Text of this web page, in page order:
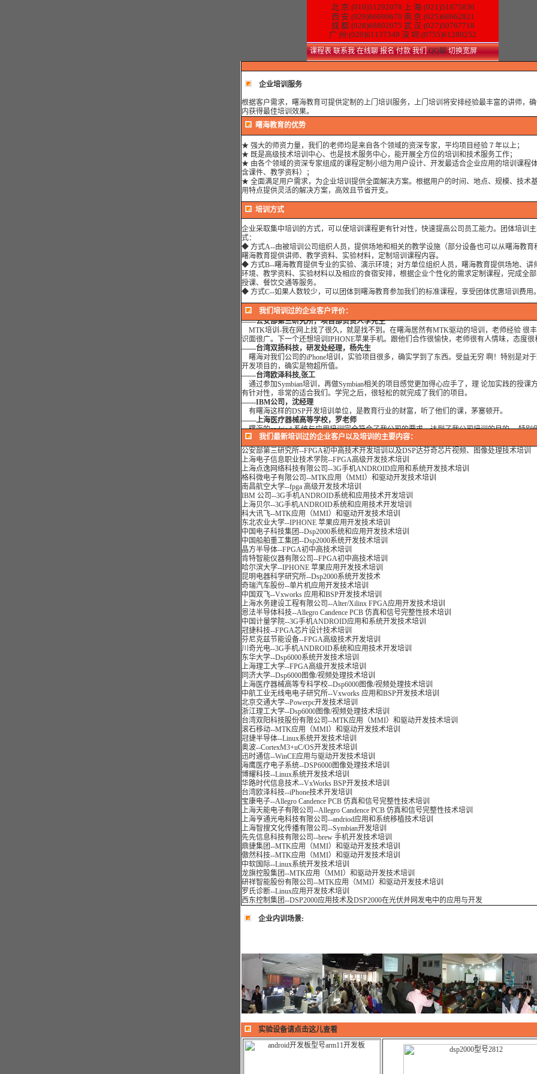
北 京:(010)51292078
上 海:(021)51875830
西 安:(029)86699670 南 京:(025)68662821
成 都:(028)68802075 武 汉:(027)50767718
广 州:(020)61137349 深 圳:(0755)61280252
课程表 联系我 在线聊 报名 付款 我们 QQ聊切换宽屏
企业培训服务
根据客户需求，曙海教育可提供定制的上门培训服务，上门培训将安排经验最丰富的讲师，
内获得最佳培训效果。
曙海教育的优势
★ 强大的师资力量，我们的老师均是来自各个领域的资深专家，平均项目经验７年以上；
★ 既是高级技术培训中心、也是技术服务中心，能开展全方位的培训和技术服务工作；
★ 由各个领域的资深专家组成的课程定制小组为用户设计、开发最适合企业应用的培训课程
含课件、教学资料）；
★ 全面满足用户需求，为企业培训提供全面解决方案。根据用户的时间、地点、规模、技术
用特点提供灵活的解决方案，高效且节省开支。
培训方式
企业采取集中培训的方式，可以使培训课程更有针对性，快速提高公司员工能力。团体培训
式：
◆ 方式A--由被培训公司组织人员，提供场地和相关的教学设施（部分设备也可以从曙海教育
曙海教育提供讲师、教学资料、实验材料，定制培训课程内容。
◆ 方式B--曙海教育提供专业的实验、演示环境；对方单位组织人员，曙海教育提供场地、讲
环境、教学资料、实验材料以及相应的食宿安排，根据企业个性化的需求定制课程，完成全部
授课、餐饮交通等服务。
◆ 方式C--如果人数较少，可以团体到曙海教育参加我们的标准课程，享受团体优惠培训费用。
我们培训过的企业客户评价：
曙海的andriod 系统与应用培训完全符合了我公司的要求，达到了我公司培训的目的。 特别
的是授课讲师针对我们公司的开发的项目专门提供了一些很好程序的源代码， 基本满足了我们
要求。
——上海贝尔，李工
曙海培训DSP2000的老师，上课思路清晰，口齿清楚，由浅入深，重点突出，培训效果是不
达到了我们想要的效果，希望继续合作下去。
——中国电子科技集团技术部主任 马工
曙海的FPGA 培训很好地填补了高校FPGA培训空白，不错。总之，有利于学生的发展， 有
的发展，有利于课程的发展，有利于社会的发展。
——上海电子学院，冯老师
曙海给我们公司提供的Dsp6000培训，符合我们项目的开发要求，解决了很多困惑我 们很久
——公安部第三研究所，项目部负责人李先生
MTK培训-我在网上找了很久，就是找不到。在曙海居然有MTK驱动的培训，老师经验 很
识面很广。下一个还想培训IPHONE苹果手机。跟他们合作很愉快，老师很有人情味，态度很
——台湾双扬科技，研发处经理，杨先生
曙海对我们公司的iPhone培训，实验项目很多，确实学到了东西。受益无穷 啊！特别是对于
开发项目的，确实是物超所值。
——台湾欧泽科技,张工
通过参加Symbian培训，再做Symbian相关的项目感觉更加得心应手了，理 论加实践的授课方
有针对性，非常的适合我们。学完之后，很轻松的就完成了我们的项目。
——IBM公司，沈经理
有曙海这样的DSP开发培训单位，是教育行业的财富，听了他们的课，茅塞顿开。
——上海医疗器械高等学校，罗老师
曙海的andriod 系统与应用培训完全符合了我公司的要求，达到了我公司培训的目的。 特别
的是授课讲师针对我们公司的开发的项目专门提供了一些很好程序的源代码， 基本满足了我
要求。
——上海贝尔，李工
曙海培训DSP2000的老师，上课思路清晰，口齿清楚，由浅入深，重点突出，培训效果是不
达到了我们想要的效果，希望继续合作下去。
——中国电子科技集团技术部主任 马工
曙海的FPGA 培训很好地填补了高校FPGA培训空白，不错。总之，有利于学生的发展， 有
的发展，有利于课程的发展，有利于社会的发展。
——上海电子学院，冯老师
曙海给我们公司提供的Dsp6000培训，符合我们项目的开发要求，解决了很多困惑我 们很久
与曙海的合作非常愉快。
——公安部第三研究所，项目部负责人李先生
MTK培训-我在网上找了很久，就是找不到。在曙海居然有MTK驱动的培训，老师经验 很丰
识面很广。下一个还想培训IPHONE苹果手机。跟他们合作很愉快，老师很有人情味，态度很
——台湾双扬科技，研发处经理，杨先生
曙海对我们公司的iPhone培训，实验项目很多，确实学到了东西。受益无穷 啊！特别是对于
开发项目的，确实是物超所值。
——台湾欧泽科技,张工
通过参加Symbian培训，再做Symbian相关的项目感觉更加得心应手了，理 论加实践的授课方
有针对性，非常的适合我们。学完之后，很轻松的就完成了我们的项目。
——IBM公司，沈经理
有曙海这样的DSP开发培训单位，是教育行业的财富，听了他们的课，茅塞顿开。
——上海医疗器械高等学校，罗老师
我们最新培训过的企业客户以及培训的主要内容：
公安部第三研究所--FPGA初中高技术开发培训以及DSP达芬奇芯片视频、图像处理技术培训
上海电子信息职业技术学院--FPGA高级开发技术培训
上海点逸网络科技有限公司--3G手机ANDROID应用和系统开发技术培训
格科微电子有限公司--MTK应用（MMI）和驱动开发技术培训
南昌航空大学--fpga 高级开发技术培训
IBM 公司--3G手机ANDROID系统和应用技术开发培训
上海贝尔--3G手机ANDROID系统和应用技术开发培训
科大讯飞--MTK应用（MMI）和驱动开发技术培训
东北农业大学--IPHONE 苹果应用开发技术培训
中国电子科技集团--Dsp2000系统和应用开发技术培训
中国船舶重工集团--Dsp2000系统开发技术培训
晶方半导体--FPGA初中高技术培训
肯特智能仪器有限公司--FPGA初中高技术培训
哈尔滨大学--IPHONE 苹果应用开发技术培训
昆明电器科学研究所--Dsp2000系统开发技术
奇瑞汽车股份--单片机应用开发技术培训
中国双飞--Vxworks 应用和BSP开发技术培训
上海水务建设工程有限公司--Alter/Xilinx FPGA应用开发技术培训
恩法半导体科技--Allegro Candence PCB 仿真和信号完整性技术培训
中国计量学院--3G手机ANDROID应用和系统开发技术培训
冠捷科技--FPGA芯片设计技术培训
芬尼克兹节能设备--FPGA高级技术开发培训
川奇光电--3G手机ANDROID系统和应用技术开发培训
东华大学--Dsp6000系统开发技术培训
上海理工大学--FPGA高级开发技术培训
同济大学--Dsp6000图像/视频处理技术培训
上海医疗器械高等专科学校--Dsp6000图像/视频处理技术培训
中航工业无线电电子研究所--Vxworks 应用和BSP开发技术培训
北京交通大学--Powerpc开发技术培训
浙江理工大学--Dsp6000图像/视频处理技术培训
台湾双阳科技股份有限公司--MTK应用（MMI）和驱动开发技术培训
滚石移动--MTK应用（MMI）和驱动开发技术培训
冠捷半导体--Linux系统开发技术培训
奥波--CortexM3+uC/OS开发技术培训
迅时通信--WinCE应用与驱动开发技术培训
海鹰医疗电子系统--DSP6000图像处理技术培训
博耀科技--Linux系统开发技术培训
华路时代信息技术--VxWorks BSP开发技术培训
台湾欧泽科技--iPhone技术开发培训
宝康电子--Allegro Candence PCB 仿真和信号完整性技术培训
上海天能电子有限公司--Allegro Candence PCB 仿真和信号完整性技术培训
上海亨通光电科技有限公司--andriod应用和系统移植技术培训
上海智搜文化传播有限公司--Symbian开发培训
先先信息科技有限公司--brew 手机开发技术培训
鼎捷集团--MTK应用（MMI）和驱动开发技术培训
傲然科技--MTK应用（MMI）和驱动开发技术培训
中软国际--Linux系统开发技术培训
龙旗控股集团--MTK应用（MMI）和驱动开发技术培训
研祥智能股份有限公司--MTK应用（MMI）和驱动开发技术培训
罗氏诊断--Linux应用开发技术培训
西东控制集团--DSP2000应用技术及DSP2000在光伏并网发电中的应用与开发
企业内训场景:
实验设备请点击这儿查看